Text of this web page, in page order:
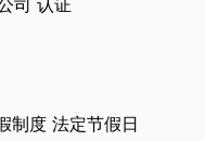
制度 法定节假日